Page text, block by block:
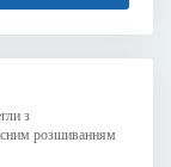
з
розшиванням